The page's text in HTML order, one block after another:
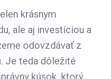
krásnym
ale aj investíciou a
odovzdávať z
Je teda dôležité